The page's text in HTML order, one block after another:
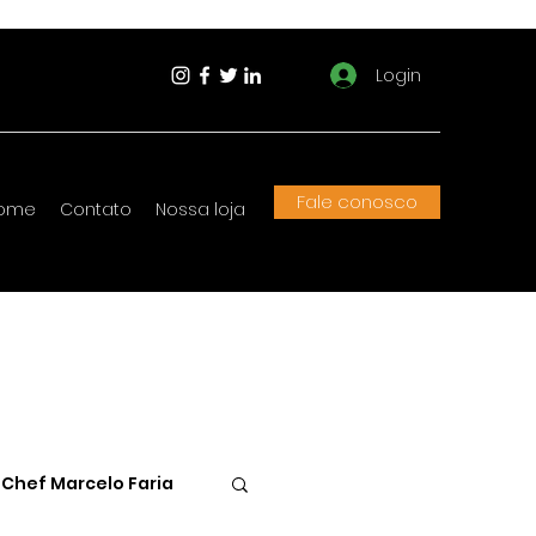
Login
Contato Nossa loja Fale conosco
Chef Marcelo Faria